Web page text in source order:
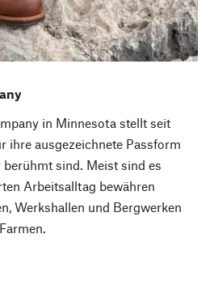
in Minnesota stellt seit
ihre ausgezeichnete Passform
berühmt sind. Meist sind es
Arbeitsalltag bewähren
Werkshallen und Bergwerken